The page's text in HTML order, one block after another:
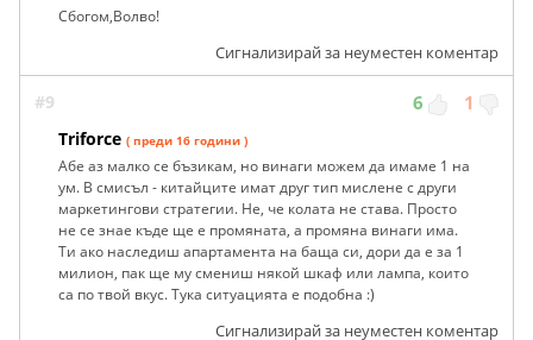
Сбогом,Волво!
Сигнализирай за неуместен коментар
#9 6 1
Triforce ( преди 16 години )
Абе аз малко се бъзикам, но винаги можем да имаме 1 на
ум. В смисъл - китайците имат друг тип мислене с други
маркетингови стратегии. Не, че колата не става. Просто
не се знае къде ще е промяната, а промяна винаги има.
Ти ако наследиш апартамента на баща си, дори да е за 1
милион, пак ще му смениш някой шкаф или лампа, които
са по твой вкус. Тука ситуацията е подобна :)
Сигнализирай за неуместен коментар